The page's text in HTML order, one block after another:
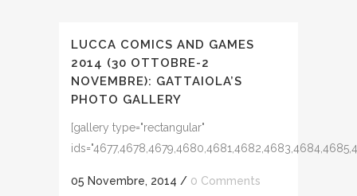
LUCCA COMICS AND GAMES
2014 (30 OTTOBRE-2
NOVEMBRE): GATTAIOLA’S
PHOTO GALLERY
[gallery type="rectangular"
05 Novembre, 2014 / 0 Comments